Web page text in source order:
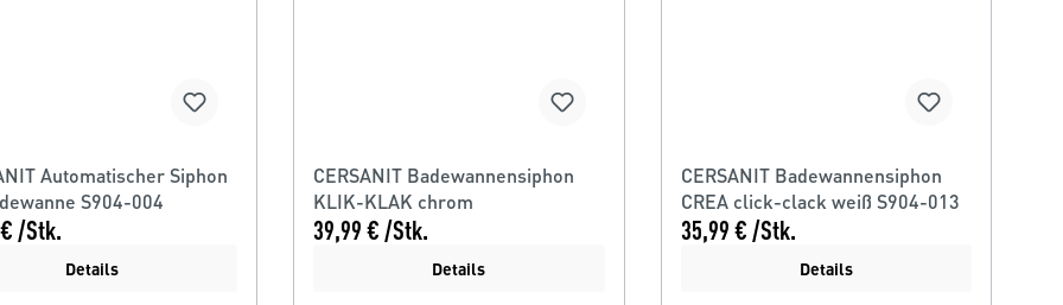
Automatischer Siphon
S904-004
/Stk.
Details
CERSANIT Badewannensiphon
KLIK-KLAK chrom
39,99 € /Stk.
Details
CERSANIT Badewannensiphon
CREA click-clack weiß S904-013
35,99 € /Stk.
Details